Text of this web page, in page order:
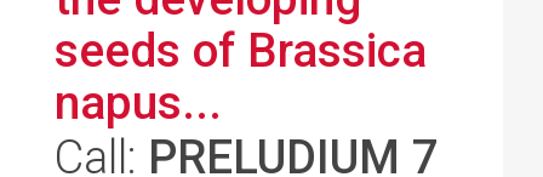
seeds of Brassica
napus...
Call: PRELUDIUM 7